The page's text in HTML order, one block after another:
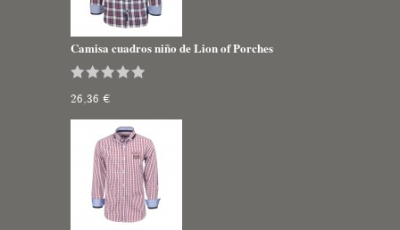
Camisa cuadros niño de Lion of Porches
26,36 €